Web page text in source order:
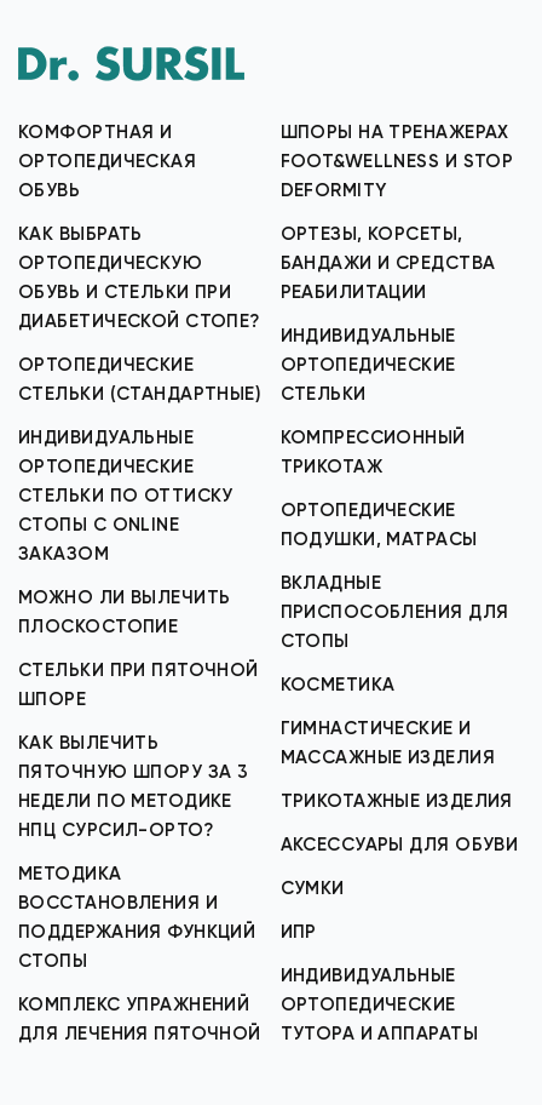
КОМФОРТНАЯ И
ОРТОПЕДИЧЕСКАЯ
ОБУВЬ
КАК ВЫБРАТЬ
ОРТОПЕДИЧЕСКУЮ
ОБУВЬ И СТЕЛЬКИ ПРИ
ДИАБЕТИЧЕСКОЙ СТОПЕ?
ОРТОПЕДИЧЕСКИЕ
СТЕЛЬКИ (СТАНДАРТНЫЕ)
ИНДИВИДУАЛЬНЫЕ
ОРТОПЕДИЧЕСКИЕ
СТЕЛЬКИ ПО ОТТИСКУ
СТОПЫ С ONLINE
ЗАКАЗОМ
МОЖНО ЛИ ВЫЛЕЧИТЬ
ПЛОСКОСТОПИЕ
СТЕЛЬКИ ПРИ ПЯТОЧНОЙ
ШПОРЕ
КАК ВЫЛЕЧИТЬ
ПЯТОЧНУЮ ШПОРУ ЗА 3
НЕДЕЛИ ПО МЕТОДИКЕ
НПЦ СУРСИЛ-ОРТО?
МЕТОДИКА
ВОССТАНОВЛЕНИЯ И
ПОДДЕРЖАНИЯ ФУНКЦИЙ
СТОПЫ
КОМПЛЕКС УПРАЖНЕНИЙ
ДЛЯ ЛЕЧЕНИЯ ПЯТОЧНОЙ
ШПОРЫ НА ТРЕНАЖЕРАХ
FOOT&WELLNESS И STOP
DEFORMITY
ОРТЕЗЫ, КОРСЕТЫ,
БАНДАЖИ И СРЕДСТВА
РЕАБИЛИТАЦИИ
ИНДИВИДУАЛЬНЫЕ
ОРТОПЕДИЧЕСКИЕ
СТЕЛЬКИ
КОМПРЕССИОННЫЙ
ТРИКОТАЖ
ОРТОПЕДИЧЕСКИЕ
ПОДУШКИ, МАТРАСЫ
ВКЛАДНЫЕ
ПРИСПОСОБЛЕНИЯ ДЛЯ
СТОПЫ
КОСМЕТИКА
ГИМНАСТИЧЕСКИЕ И
МАССАЖНЫЕ ИЗДЕЛИЯ
ТРИКОТАЖНЫЕ ИЗДЕЛИЯ
АКСЕССУАРЫ ДЛЯ ОБУВИ
СУМКИ
ИПР
ИНДИВИДУАЛЬНЫЕ
ОРТОПЕДИЧЕСКИЕ
ТУТОРА И АППАРАТЫ